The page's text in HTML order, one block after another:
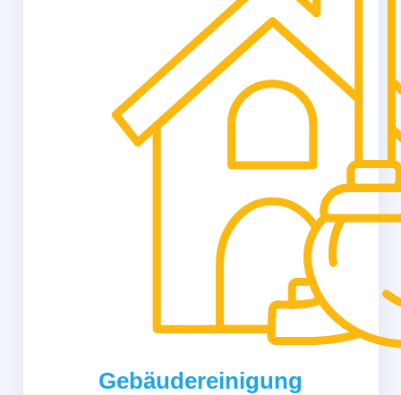
Gebäudereinigung